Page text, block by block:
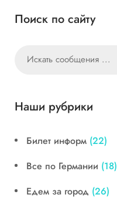
Поиск по сайту
Наши рубрики
Билет информ (22)
Все по Германии (18)
Едем за город (26)